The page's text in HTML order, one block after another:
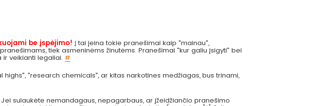
be įspėjimo! Į tai įeina tokie pranešimai kaip "mainau",
tiek asmeninėms žinutėms. Pranešimai "kur galiu įsigyti" bei
ir veikianti legaliai.#
"research chemicals", ar kitas narkotines medžiagas, bus trinami,
sulaukėte nemandagaus, nepagarbaus, ar įžeidžiančio pranešimo